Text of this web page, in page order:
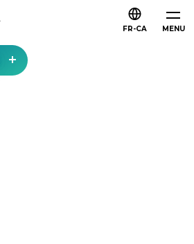
MENU
FR-CA